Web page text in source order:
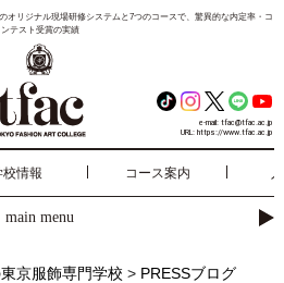
オリジナル現場研修システムと7つのコースで、驚異的な内定率・コ
ンテスト受賞の実績
e-mail: tfac@tfac.ac.jp
URL: https://www.tfac.ac.jp
校情報 コース案内
main menu
京服飾専門学校 > PRESSブログ